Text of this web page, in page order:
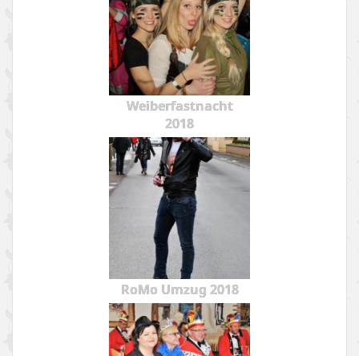
Weiberfastnacht
2018
RoMo Umzug 2018